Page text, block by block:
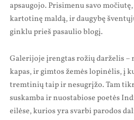
apsaugojo. Prisimenu savo
kartotinę maldą, ir daugybę
ginklu prieš pasaulio blogį.
Galerijoje įrengtas rožių darželis –
kapas, ir gimtos žemės lopinėlis, į
tremtinių taip ir nesugrįžo. Tam
suskamba ir nuostabiose poetės
eilėse, kurios yra svarbi parodos